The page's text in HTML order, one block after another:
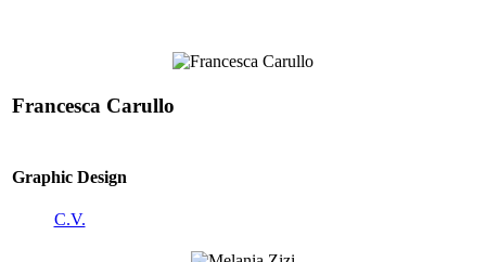
Francesca Carullo
Graphic Design
C.V.